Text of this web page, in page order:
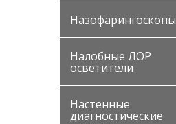
Назофарингоскопы
Налобные ЛОР
осветители
Настенные
диагностические